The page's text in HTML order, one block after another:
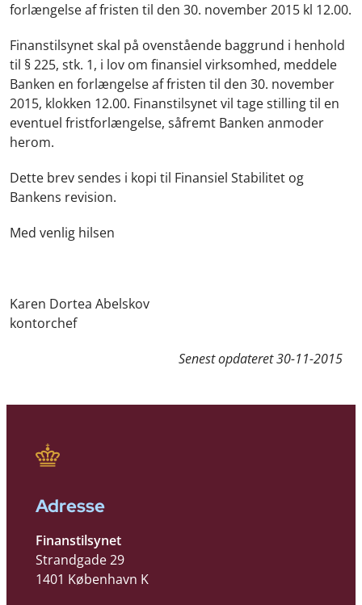
forlængelse af fristen til den 30. november 2015 kl 12.00.
Finanstilsynet skal på ovenstående baggrund i henhold
til § 225, stk. 1, i lov om finansiel virksomhed, meddele
Banken en forlængelse af fristen til den 30. november
2015, klokken 12.00. Finanstilsynet vil tage stilling til en
eventuel fristforlængelse, såfremt Banken anmoder
herom.
Dette brev sendes i kopi til Finansiel Stabilitet og
Bankens revision.
Med venlig hilsen
Karen Dortea Abelskov
kontorchef
Senest opdateret30-11-2015
Adresse
Finanstilsynet
Strandgade 29
1401 København K